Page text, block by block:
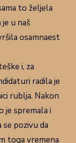
to željela
u naš
osamnaest
i, za
radila je
rublja. Nakon
je spremala i
pozivu da
toga vremena